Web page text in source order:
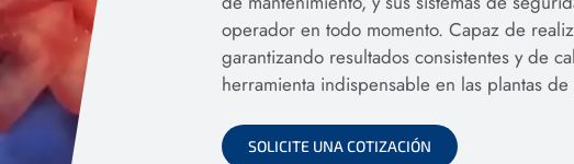
operador en todo momento. Capaz de
garantizando resultados consistentes y de
herramienta indispensable en las plantas
SOLICITE UNA COTIZACIÓN